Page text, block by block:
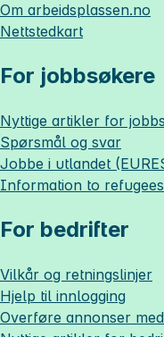
Om arbeidsplassen.no
Nettstedkart
For jobbsøkere
Nyttige artikler for
Spørsmål og svar
Jobbe i utlandet
Information to
For bedrifter
Vilkår og retningslinjer
Hjelp til innlogging
Overføre annonser